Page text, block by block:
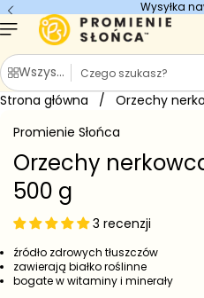
treści
Wysyłka
Wszystkie kategorie
S
z
u
a
j
Strona główna / Orzechy
Przejdź do
o
Promienie Słońca
Orzechy
500 g
3 recenzji
źródło zdrowych tłuszczów
zawierają białko roślinne
bogate w witaminy i minerały